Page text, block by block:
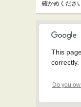
確かめください
This
correctly.
Do you